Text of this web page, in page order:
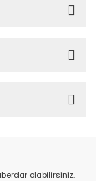
olabilirsiniz.